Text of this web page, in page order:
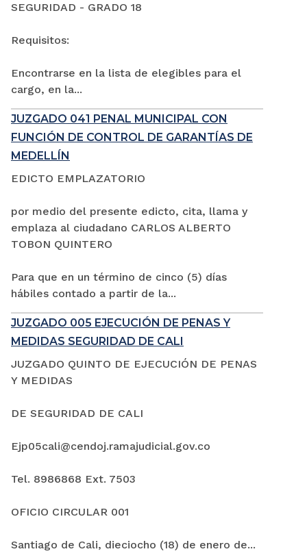
SEGURIDAD - GRADO 18
Requisitos:
Encontrarse en la lista de elegibles para el
cargo, en la...
JUZGADO 041 PENAL MUNICIPAL CON
FUNCIÓN DE CONTROL DE GARANTÍAS DE
MEDELLÍN
EDICTO EMPLAZATORIO
por medio del presente edicto, cita, llama y
emplaza al ciudadano CARLOS ALBERTO
TOBON QUINTERO
Para que en un término de cinco (5) días
hábiles contado a partir de la...
JUZGADO 005 EJECUCIÓN DE PENAS Y
MEDIDAS SEGURIDAD DE CALI
JUZGADO QUINTO DE EJECUCIÓN DE PENAS
Y MEDIDAS
DE SEGURIDAD DE CALI
Ejp05cali@cendoj.ramajudicial.gov.co
Tel. 8986868 Ext. 7503
OFICIO CIRCULAR 001
Santiago de Cali, dieciocho (18) de enero de...